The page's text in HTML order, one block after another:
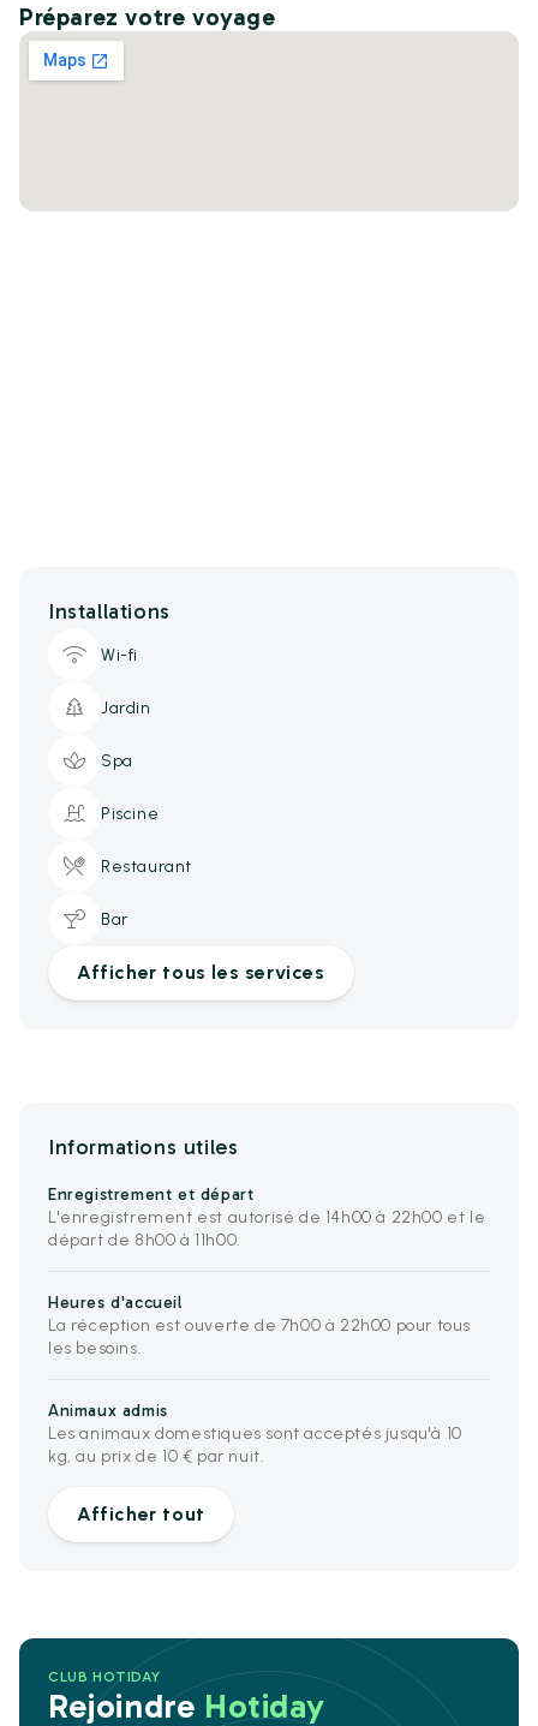
Préparez votre voyage
Installations
Wi-fi
Jardin
Spa
Piscine
Restaurant
Bar
Afficher tous les services
Informations utiles
Enregistrement et départ
L'enregistrement est autorisé de 14h00 à 22h00 et le
départ de 8h00 à 11h00.
Heures d'accueil
La réception est ouverte de 7h00 à 22h00 pour tous
les besoins.
Animaux admis
Les animaux domestiques sont acceptés jusqu'à 10
kg, au prix de 10 € par nuit.
Afficher tout
CLUB HOTIDAY
Rejoindre Hotiday